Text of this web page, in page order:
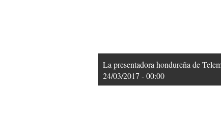
La presentadora hondureña de
24/03/2017 - 00:00